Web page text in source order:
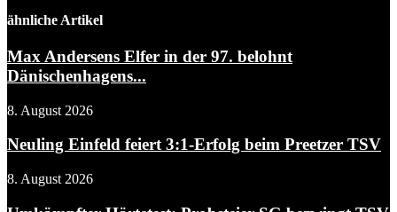
ähnliche Artikel
Max Andersens Elfer in der 97. belohnt
Dänischenhagens...
8. August 2026
Neuling Einfeld feiert 3:1-Erfolg beim Preetzer TSV
8. August 2026